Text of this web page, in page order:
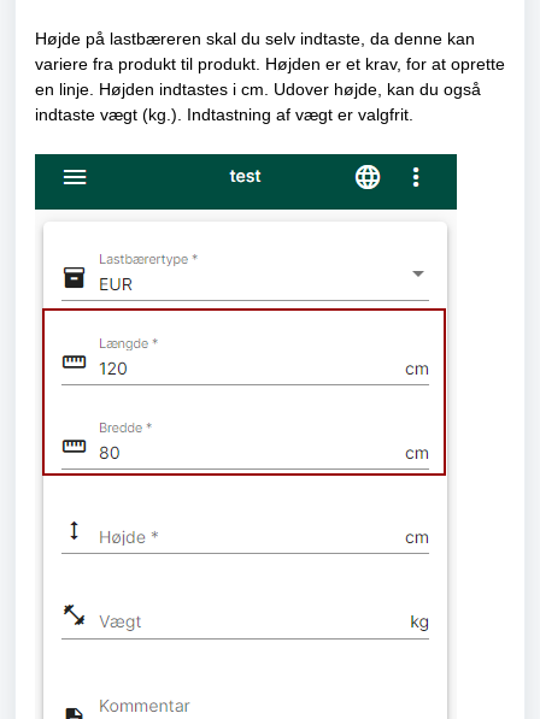
Højde på lastbæreren skal du selv indtaste, da denne kan
variere fra produkt til produkt. Højden er et krav, for at oprette
en linje. Højden indtastes i cm. Udover højde, kan du også
indtaste vægt (kg.). Indtastning af vægt er valgfrit.